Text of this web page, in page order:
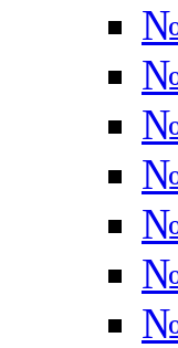
№
№
№
№
№
№
№